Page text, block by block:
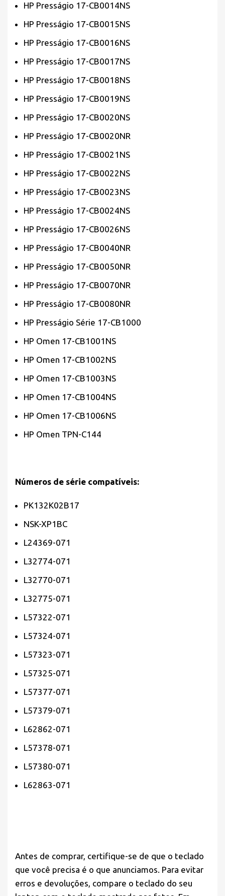
HP Presságio 17-CB0014NS
HP Presságio 17-CB0015NS
HP Presságio 17-CB0016NS
HP Presságio 17-CB0017NS
HP Presságio 17-CB0018NS
HP Presságio 17-CB0019NS
HP Presságio 17-CB0020NS
HP Presságio 17-CB0020NR
HP Presságio 17-CB0021NS
HP Presságio 17-CB0022NS
HP Presságio 17-CB0023NS
HP Presságio 17-CB0024NS
HP Presságio 17-CB0026NS
HP Presságio 17-CB0040NR
HP Presságio 17-CB0050NR
HP Presságio 17-CB0070NR
HP Presságio 17-CB0080NR
HP Presságio Série 17-CB1000
HP Omen 17-CB1001NS
HP Omen 17-CB1002NS
HP Omen 17-CB1003NS
HP Omen 17-CB1004NS
HP Omen 17-CB1006NS
HP Omen TPN-C144
Números de série compatíveis:
PK132K02B17
NSK-XP1BC
L24369-071
L32774-071
L32770-071
L32775-071
L57322-071
L57324-071
L57323-071
L57325-071
L57377-071
L57379-071
L62862-071
L57378-071
L57380-071
L62863-071
Antes de comprar, certifique-se de que o teclado
que você precisa é o que anunciamos. Para evitar
erros e devoluções, compare o teclado do seu